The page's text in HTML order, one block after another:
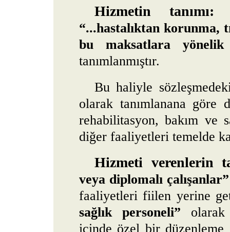
Hizmetin tanımı:
“...hastalıktan korunma,
bu maksatlara
tanımlanmıştır.
Bu haliyle
olarak tanımlanana göre
rehabilitasyon, bakım ve
diğer faaliyetleri temelde
Hizmeti verenlerin
veya diplomalı çalışanlar”
faaliyetleri fiilen yerine
sağlık personeli” olarak
içinde özel bir